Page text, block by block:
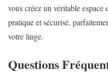
vous créez un véritable espace
pratique et sécurisé,
votre linge.
Questions